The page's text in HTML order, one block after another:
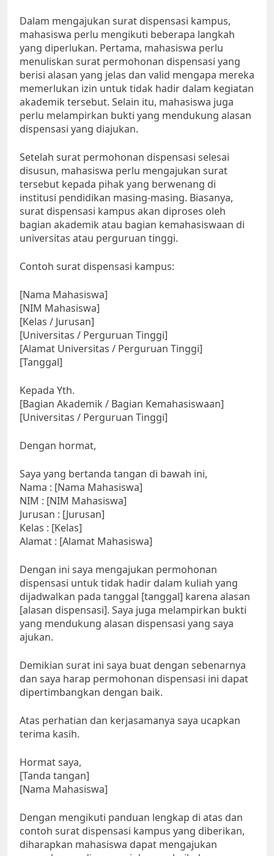
Dalam mengajukan surat dispensasi kampus,
mahasiswa perlu mengikuti beberapa langkah
yang diperlukan. Pertama, mahasiswa perlu
menuliskan surat permohonan dispensasi yang
berisi alasan yang jelas dan valid mengapa mereka
memerlukan izin untuk tidak hadir dalam kegiatan
akademik tersebut. Selain itu, mahasiswa juga
perlu melampirkan bukti yang mendukung alasan
dispensasi yang diajukan.
Setelah surat permohonan dispensasi selesai
disusun, mahasiswa perlu mengajukan surat
tersebut kepada pihak yang berwenang di
institusi pendidikan masing-masing. Biasanya,
surat dispensasi kampus akan diproses oleh
bagian akademik atau bagian kemahasiswaan di
universitas atau perguruan tinggi.
Contoh surat dispensasi kampus:
[Nama Mahasiswa]
[NIM Mahasiswa]
[Kelas / Jurusan]
[Universitas / Perguruan Tinggi]
[Alamat Universitas / Perguruan Tinggi]
[Tanggal]
Kepada Yth.
[Bagian Akademik / Bagian Kemahasiswaan]
[Universitas / Perguruan Tinggi]
Dengan hormat,
Saya yang bertanda tangan di bawah ini,
Nama : [Nama Mahasiswa]
NIM : [NIM Mahasiswa]
Jurusan : [Jurusan]
Kelas : [Kelas]
Alamat : [Alamat Mahasiswa]
Dengan ini saya mengajukan permohonan
dispensasi untuk tidak hadir dalam kuliah yang
dijadwalkan pada tanggal [tanggal] karena alasan
[alasan dispensasi]. Saya juga melampirkan bukti
yang mendukung alasan dispensasi yang saya
ajukan.
Demikian surat ini saya buat dengan sebenarnya
dan saya harap permohonan dispensasi ini dapat
dipertimbangkan dengan baik.
Atas perhatian dan kerjasamanya saya ucapkan
terima kasih.
Hormat saya,
[Tanda tangan]
[Nama Mahasiswa]
Dengan mengikuti panduan lengkap di atas dan
contoh surat dispensasi kampus yang diberikan,
diharapkan mahasiswa dapat mengajukan